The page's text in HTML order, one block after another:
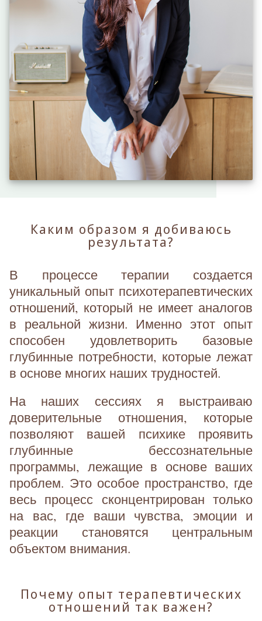
Каким образом я добиваюсь
результата?
В процессе терапии создается
уникальный опыт психотерапевтических
отношений, который не имеет аналогов
в реальной жизни. Именно этот опыт
способен удовлетворить базовые
глубинные потребности, которые лежат
в основе многих наших трудностей.
На наших сессиях я выстраиваю
доверительные отношения, которые
позволяют вашей психике проявить
глубинные бессознательные
программы, лежащие в основе ваших
проблем. Это особое пространство, где
весь процесс сконцентрирован только
на вас, где ваши чувства, эмоции и
реакции становятся центральным
объектом внимания.
Почему опыт терапевтических
отношений так важен?